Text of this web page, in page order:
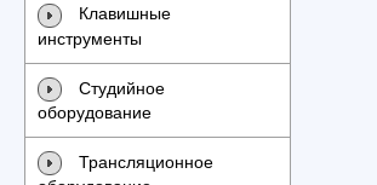
Клавишные
инструменты
Студийное
оборудование
Трансляционное